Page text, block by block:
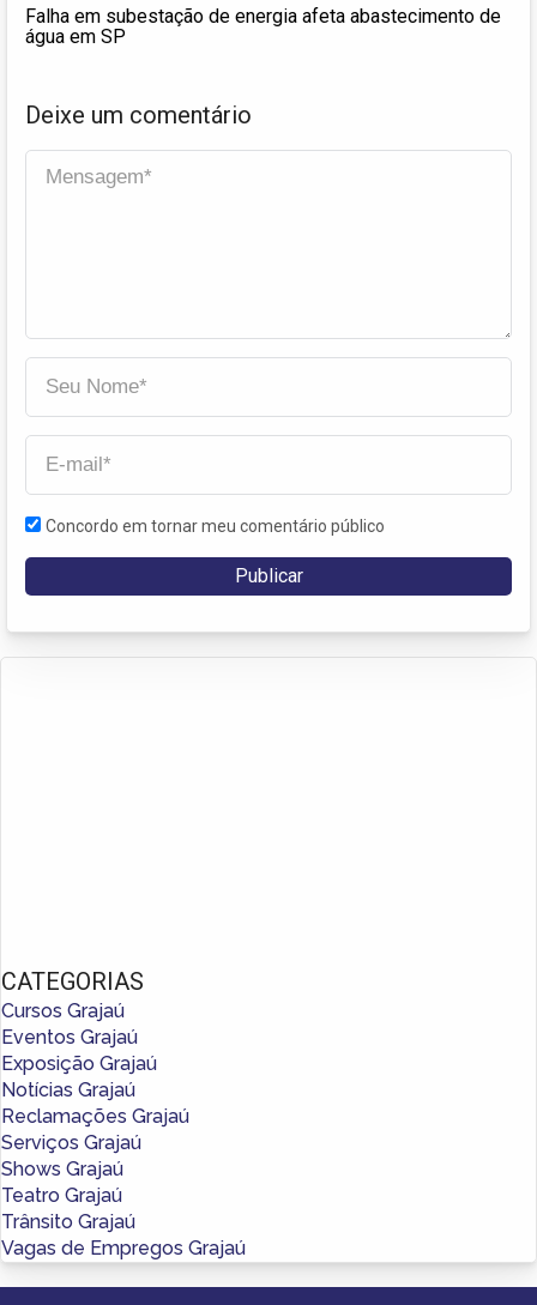
Falha em subestação de energia afeta abastecimento de
água em SP
Deixe um comentário
Concordo em tornar meu comentário público
CATEGORIAS
Cursos Grajaú
Eventos Grajaú
Exposição Grajaú
Notícias Grajaú
Reclamações Grajaú
Serviços Grajaú
Shows Grajaú
Teatro Grajaú
Trânsito Grajaú
Vagas de Empregos Grajaú